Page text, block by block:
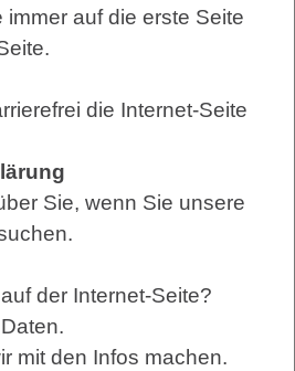
immer auf die erste Seite
die Internet-Seite
Sie, wenn Sie unsere
der Internet-Seite?
mit den Infos machen.